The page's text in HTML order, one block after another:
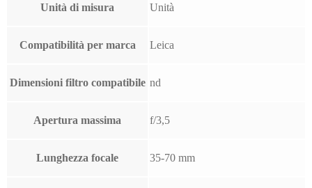
Unità di misura Unità
Compatibilità per marca Leica
Dimensioni filtro compatibile nd
Apertura massima f/3,5
Lunghezza focale 35-70 mm